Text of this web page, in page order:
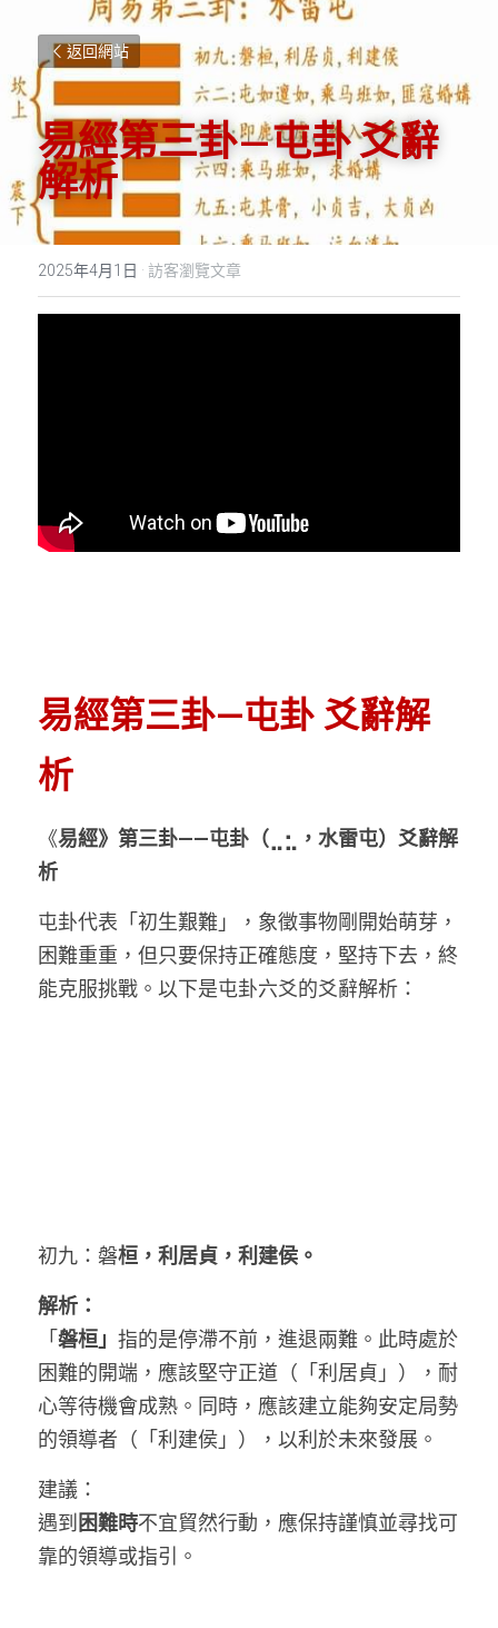
返回網站
易經第三卦—屯卦 爻辭
解析
2025年4月1日 · 訪客瀏覽文章
易經第三卦—屯卦 爻辭解
析
《易經》第三卦——屯卦（⣀⣂，水雷屯）爻辭解
析
屯卦代表「初生艱難」，象徵事物剛開始萌芽，
困難重重，但只要保持正確態度，堅持下去，終
能克服挑戰。以下是屯卦六爻的爻辭解析：
初九：磐桓，利居貞，利建侯。
解析：
「 磐桓」 指的是停滯不前，進退兩難。此時處於
困難的開端，應該堅守正道（「利居貞」），耐
心等待機會成熟。同時，應該建立能夠安定局勢
的領導者（「利建侯」），以利於未來發展。
建議：
遇到 困難時不宜貿然行動，應保持謹慎並尋找可
靠的領導或指引。